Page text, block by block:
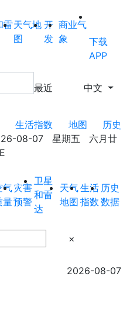
雷天气地
图
开
发
商业气
象
下载
APP
最近 中文
生活指数 地图
历史
08-07 星期五 六月廿
气
量
灾害
预警
卫星
和雷
达
天气
地图
生活
指数
历史
数据
×
2026-08-07